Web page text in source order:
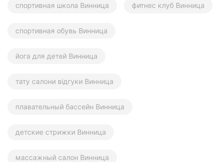
спортивная школа Винница фитнес клуб Винница
спортивная обувь Винница
йога для детей Винница
тату салони відгуки Винница
плавательный бассейн Винница
детские стрижки Винница
массажный салон Винница